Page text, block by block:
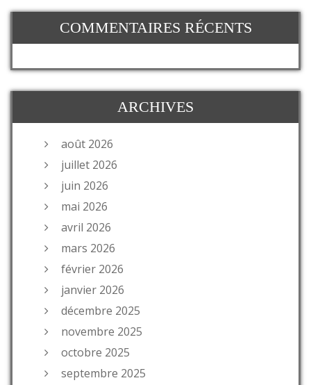
COMMENTAIRES RÉCENTS
ARCHIVES
août 2026
juillet 2026
juin 2026
mai 2026
avril 2026
mars 2026
février 2026
janvier 2026
décembre 2025
novembre 2025
octobre 2025
septembre 2025